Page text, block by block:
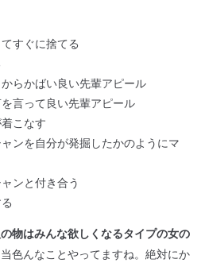
すぐに捨てる
らかばい良い先輩アピール
言って良い先輩アピール
こなす
ンを自分が発掘したかのようにマ
ンと付き合う
物はみんな欲しくなるタイプの女の
色んなことやってますね。絶対にか